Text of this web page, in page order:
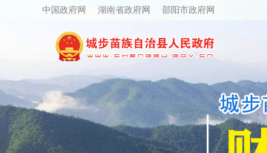
中国政府网 湖南省政府网 邵阳市政府网